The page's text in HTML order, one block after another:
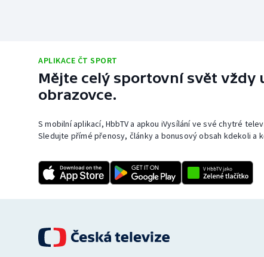
APLIKACE ČT SPORT
Mějte celý sportovní svět vždy
obrazovce.
S mobilní aplikací, HbbTV a apkou iVysílání ve své chytré
Sledujte přímé přenosy, články a bonusový obsah kdekoli a